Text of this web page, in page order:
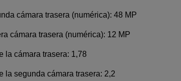
cámara trasera (numérica): 48 MP
cámara trasera (numérica): 12 MP
la cámara trasera: 1,78
la segunda cámara trasera: 2,2